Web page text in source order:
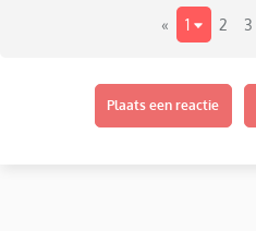
« 1 2 3
Plaats een reactie